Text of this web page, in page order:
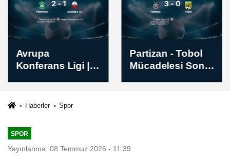
Avrupa
Konferans Ligi |
Sonucu: 2-1
Partizan - Tobol
Mücadelesi Sona
Haberler Spor
SPOR
Yayınlanma: 08 Temmuz 2026 - 11:39